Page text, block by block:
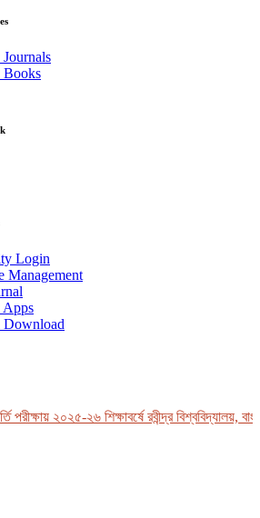
Login
Management
Download
২০২৫-২৬ শিক্ষাবর্ষে রবীন্দ্র বিশ্ববিদ্যালয়,